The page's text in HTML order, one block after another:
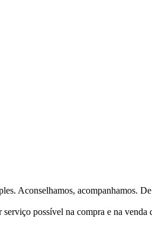
Aconselhamos, acompanhamos.
possível na compra e na